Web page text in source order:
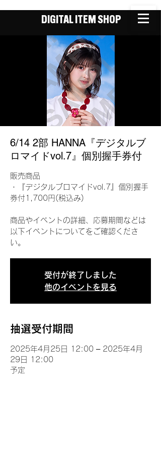
DIGITAL ITEM SHOP
6/14 2部 HANNA『デジタルブ
ロマイドvol.7』個別握手券付
販売商品
・『デジタルブロマイドvol.7』個別握手
券付1,700円(税込み)
商品やイベントの詳細、応募期間などは
以下イベントについてをご確認くださ
い。
受付が終了しました
他のイベントを見る
抽選受付期間
2025年4月25日 12:00 – 2025年4月
29日 12:00
予定